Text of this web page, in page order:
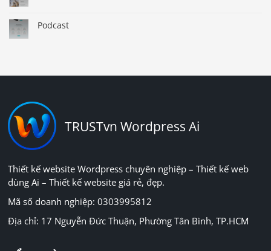
Podcast
TRUSTvn Wordpress Ai
Thiết kế website Wordpress chuyên nghiệp – Thiết kế web
dùng Ai – Thiết kế website giá rẻ, đẹp.
Mã số doanh nghiệp: 0303995812
Địa chỉ: 17 Nguyễn Đức Thuận, Phường Tân Bình, TP.HCM